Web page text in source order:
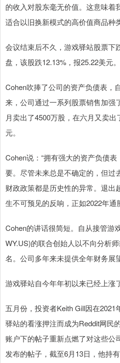
的收入对股东毫无价值。这意味着
适合以旧换新模式的高价值商品种
会议结束后不久，游戏驿站股票下
盘，该股跌12.13%，报25.22美元。
Cohen吹捧了公司的资产负债表，
来，公司通过一系列股票销售加强
月卖出了4500万股，在六月又卖
元。
Cohen说：“拥有强大的资产负债
要。尽管未来总是不确定的，但过
财政政策都是历史性的异常。退出
生不可预见的反响，正如2022年通
Cohen的讲话很简短。自从接管游
WY.US)的联合创始人以不向分析
名。公司多年来未提供全年财务展望
游戏驿站自今年年初以来已经上涨
五月份，投资者Keith Gill因在
驿站的看涨押注而成为Reddit网民
账户下的帖子重新点燃了对这些公
发布的帖子，截至6月13日，他持